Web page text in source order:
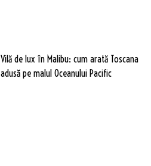
Vilă de lux în Malibu: cum arată Toscana
adusă pe malul Oceanului Pacific